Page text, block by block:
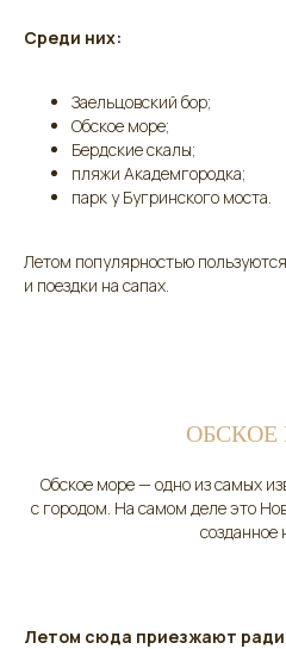
Среди них:
Заельцовский бор;
Обское море;
Бердские скалы;
пляжи Академгородка;
парк у Бугринского моста.
Летом популярностью
и поездки на сапах.
ОБСКОЕ
Обское море — одно из самых
с городом. На самом деле это
созданное
Летом сюда приезжают